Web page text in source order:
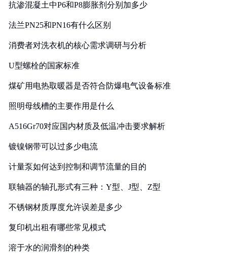
抗渗混凝土中P6和P8膨胀剂分别加多少
法兰PN25和PN16有什么区别
消费者对洗衣机的核心需求调研与分析
U型螺栓的国家标准
煤矿用电热取暖器是否符合防爆电气设备标准
照明母线槽的主要作用是什么
A516Gr70对应国内材质及低温冲击要求解析
镀镍钢带可以过多少电流
计量泵如何达到控制和调节流量的目的
联轴器的轴孔形式有三种：Y型、J型、Z型
不锈钢材质厚度允许误差是多少
复印机出租有哪些常见模式
溶于水的润滑剂的种类